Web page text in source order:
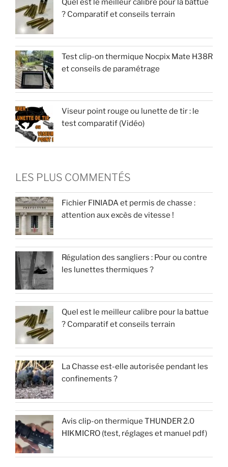
? Comparatif et conseils terrain
Test clip-on thermique Nocpix Mate H38R
et conseils de paramétrage
Viseur point rouge ou lunette de tir : le
test comparatif (Vidéo)
LES PLUS COMMENTÉS
Fichier FINIADA et permis de chasse :
attention aux excès de vitesse !
Régulation des sangliers : Pour ou contre
les lunettes thermiques ?
Quel est le meilleur calibre pour la battue
? Comparatif et conseils terrain
La Chasse est-elle autorisée pendant les
confinements ?
Avis clip-on thermique THUNDER 2.0
HIKMICRO (test, réglages et manuel pdf)